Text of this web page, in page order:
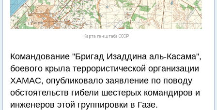
Карта генштаба СССР
Командование "Бригад Изаддина аль-Касама",
боевого крыла террористической организации
ХАМАС, опубликовало заявление по поводу
обстоятельств гибели шестерых командиров и
инженеров этой группировки в Газе.